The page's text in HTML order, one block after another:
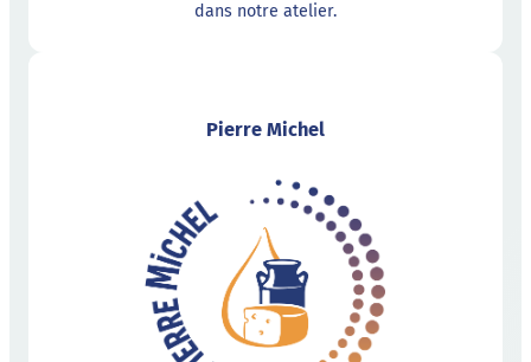
dans notre atelier.
Pierre Michel